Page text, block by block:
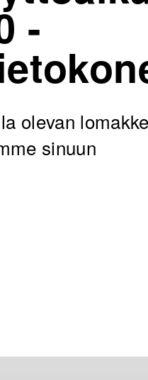
-
olevan
sinuun